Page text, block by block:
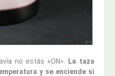
no estás «ON».
La taza
y se enciende si